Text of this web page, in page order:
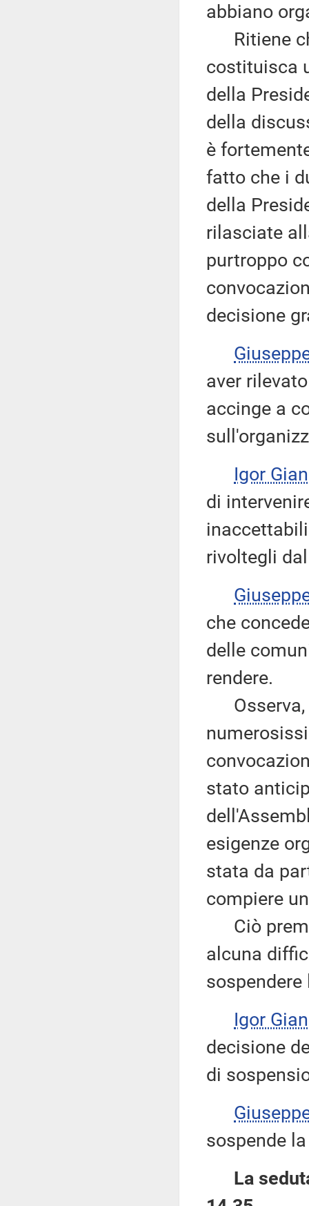
abbiano
Ritiene
costituisca
della
della
è
fatto che i
della
rilasciate
purtroppo
decisione
aver
accinge a
Igor
di
rivoltegli
che
delle
rendere.
Osserva,
stato
esigenze
stata da
compiere
Ciò
alcuna
Igor
decisione
di
sospende
La